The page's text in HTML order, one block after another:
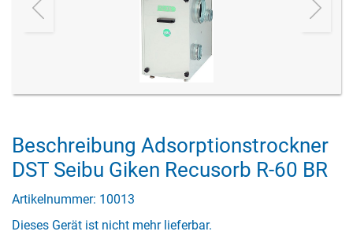
Beschreibung Adsorptionstrockner
DST Seibu Giken Recusorb R-60 BR
Artikelnummer: 10013
Dieses Gerät ist nicht mehr lieferbar.